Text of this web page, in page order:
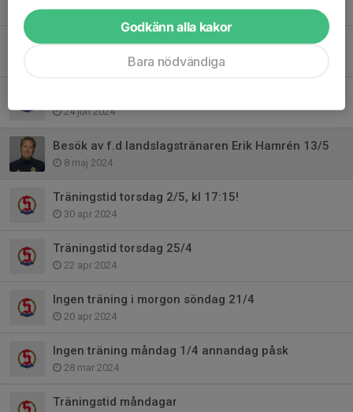
13 okt 2024
Träning torsdag 26/9 tidigareläggs till kl 18:00
24 jun 2024
Besök av f.d landslagstränaren Erik Hamrén 13/5
8 maj 2024
Träningstid torsdag 2/5, kl 17:15!
30 apr 2024
Träningstid torsdag 25/4
22 apr 2024
Ingen träning i morgon söndag 21/4
20 apr 2024
Ingen träning måndag 1/4 annandag påsk
28 mar 2024
Träningstid måndagar
Godkänn alla kakor
Bara nödvändiga